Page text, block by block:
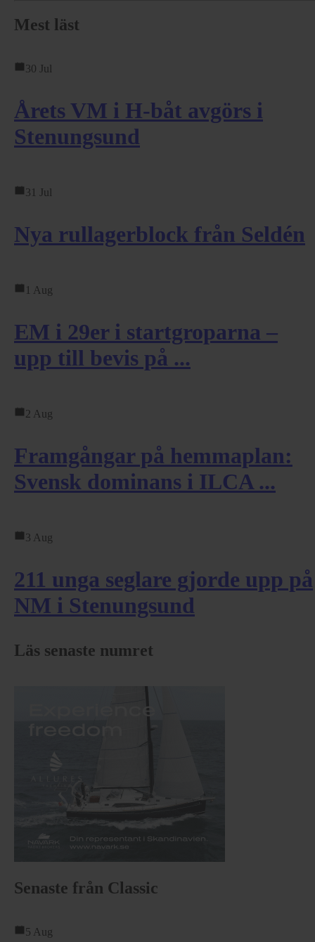
Mest läst
30 Jul
Årets VM i H-båt avgörs i
Stenungsund
31 Jul
Nya rullagerblock från Seldén
1 Aug
EM i 29er i startgroparna –
upp till bevis på ...
2 Aug
Framgångar på hemmaplan:
Svensk dominans i ILCA ...
3 Aug
211 unga seglare gjorde upp på
NM i Stenungsund
Läs senaste numret
Senaste från Classic
5 Aug